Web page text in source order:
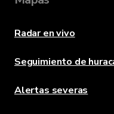
Radar en vivo
Seguimiento de
Alertas severas